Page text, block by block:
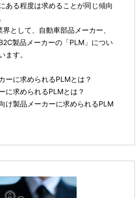
ある程度は求めることが同じ傾向
として、自動車部品メーカー、
製品メーカーの「PLM」につい
ます。
ーに求められるPLMとは？
に求められるPLMとは？
け製品メーカーに求められるPLM